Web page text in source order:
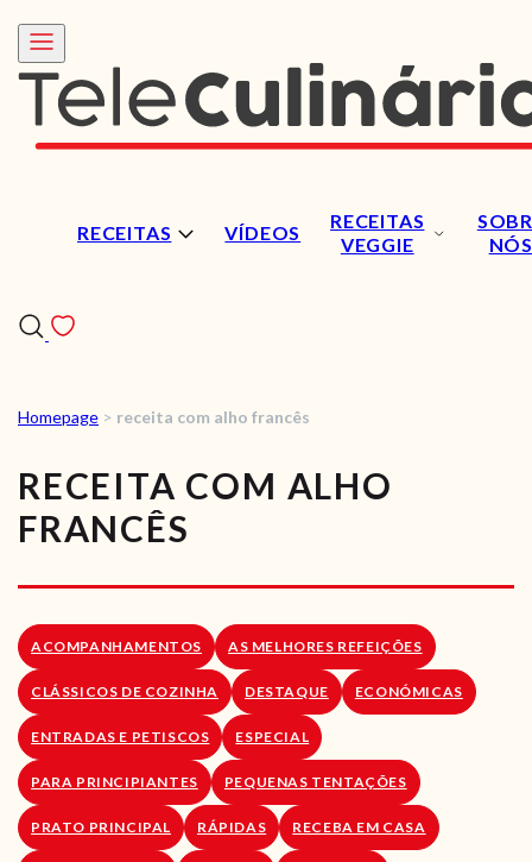
RECEITAS VÍDEOS
RECEITAS
VEGGIE
NÓS
RECEITAS
VÍDEOS
LOJA ONLINE
BLOG
Homepage > receita com alho francês
RECEITA COM ALHO
FRANCÊS
ACOMPANHAMENTOS AS MELHORES REFEIÇÕES
CLÁSSICOS DE COZINHA DESTAQUE ECONÓMICAS
ENTRADAS E PETISCOS ESPECIAL
PARA PRINCIPIANTES PEQUENAS TENTAÇÕES
PRATO PRINCIPAL RÁPIDAS RECEBA EM CASA